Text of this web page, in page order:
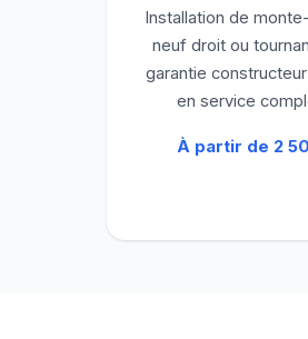
Installation de
neuf droit ou
garantie
en service
À partir de 2